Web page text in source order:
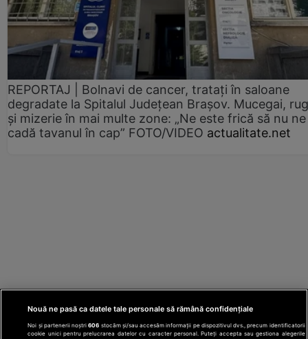
REPORTAJ | Bolnavi de cancer, tratați în saloane
degradate la Spitalul Județean Brașov. Mucegai,
și mizerie în mai multe zone: „Ne este frică să nu ne
cadă tavanul în cap” FOTO/VIDEO actualitate.net
Nouă ne pasă ca datele tale personale să rămână confidențiale
Noi și partenerii noștri606 stocăm și/sau accesăm informații pe dispozitivul dvs., precum identificatorii
cookie unici pentru prelucrarea datelor cu caracter personal. Puteți accepta sau gestiona alegerile